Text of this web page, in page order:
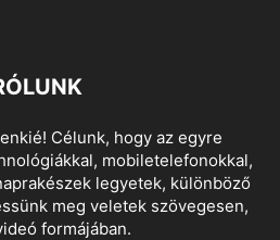
Célunk, hogy az egyre
mobiletelefonokkal,
legyetek, különböző
meg veletek szövegesen,
formájában.